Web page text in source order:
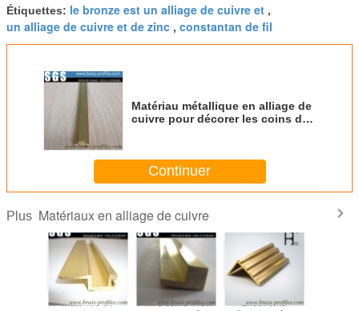
Étiquettes: le bronze est un alliage de cuivre et ,
un alliage de cuivre et de zinc , constantan de fil
Matériau métallique en alliage de
cuivre pour décorer les coins de
Continuer
Plus Matériaux en alliage de cuivre
Matériau de
Prix d'usine Profil
Excellente